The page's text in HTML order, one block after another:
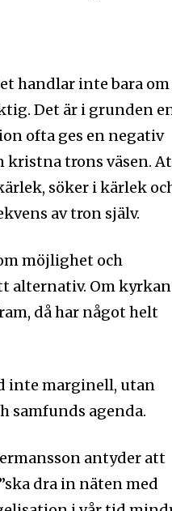
handlar inte bara om
Det är i grunden
ofta ges en negativ
kristna trons väsen.
söker i kärlek
av tron själv.
möjlighet och
alternativ. Om kyrkan
då har något helt
inte marginell, utan
samfunds agenda.
antyder att
dra in näten med